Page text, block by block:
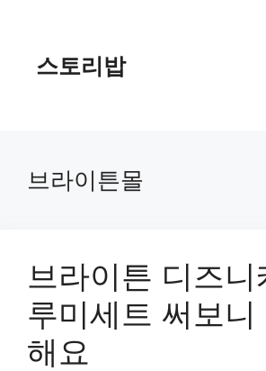
스토리밥
브라이튼몰
브라이튼 디즈니
루미세트 써보니
해요